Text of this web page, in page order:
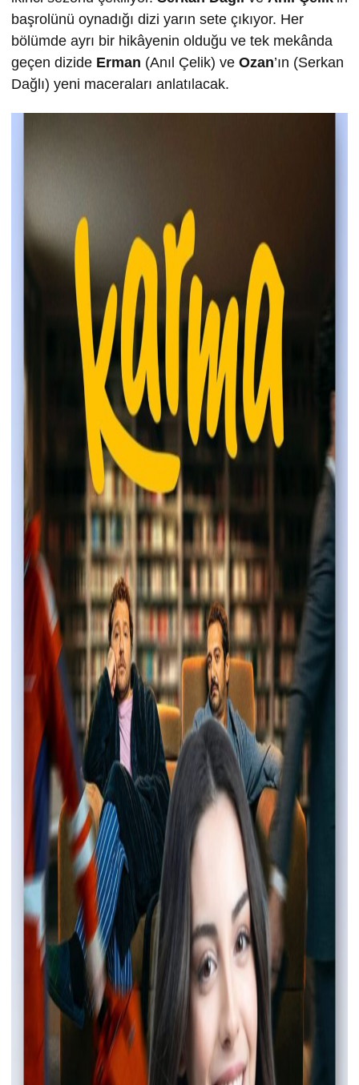
başrolünü oynadığı dizi yarın sete çıkıyor. Her
bölümde ayrı bir hikâyenin olduğu ve tek mekânda
geçen dizide Erman (Anıl Çelik) ve Ozan’ın (Serkan
Dağlı) yeni maceraları anlatılacak.